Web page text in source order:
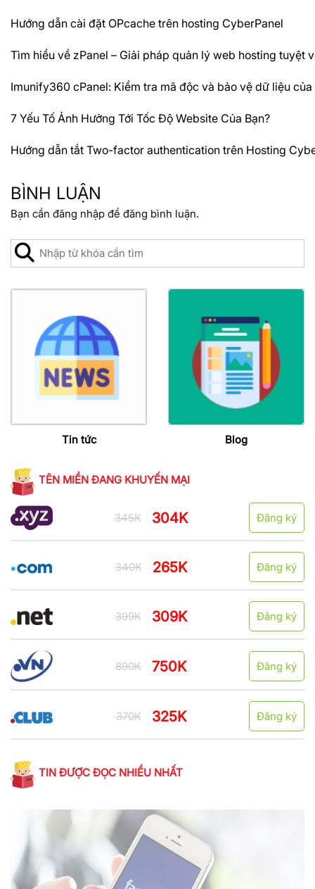
Hướng dẫn cài đặt OPcache trên hosting CyberPanel
Tìm hiểu về zPanel – Giải pháp quản lý web hosting tuyệt
Imunify360 cPanel: Kiểm tra mã độc và bảo vệ dữ liệu của
7 Yếu Tố Ảnh Hưởng Tới Tốc Độ Website Của Bạn?
Hướng dẫn tắt Two-factor authentication trên Hosting
BÌNH LUẬN
Bạn cần đăng nhập để đăng bình luận.
Tin tức Blog
TÊN MIỀN ĐANG KHUYẾN MẠI
345K 304K Đăng ký
340K 265K Đăng ký
399K 309K Đăng ký
890K 750K Đăng ký
370K 325K Đăng ký
TIN ĐƯỢC ĐỌC NHIỀU NHẤT